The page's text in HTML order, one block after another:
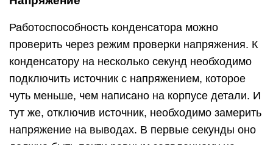
Работоспособность конденсатора можно
проверить через режим проверки напряжения. К
конденсатору на несколько секунд необходимо
подключить источник с напряжением, которое
чуть меньше, чем написано на корпусе детали. И
тут же, отключив источник, необходимо замерить
напряжение на выводах. В первые секунды оно